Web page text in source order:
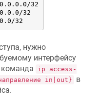
32
32
32
нужно
интерфейсу
команда
ip access-
in|out}
в